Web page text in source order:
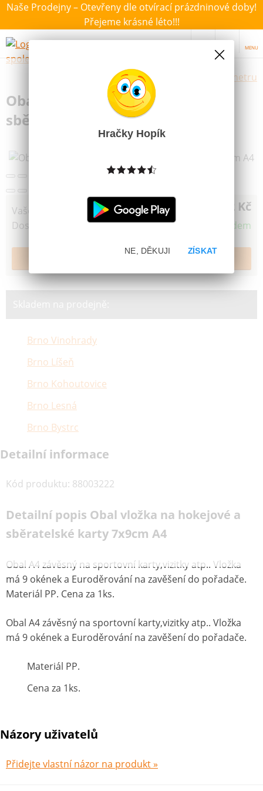
Naše Prodejny – Otevřeny dle otvírací prázdninové doby!
Přejeme krásné léto!!!
MENU
Výběr hraček dle zvoleného parametru
Obal vložka na hokejové a
sběratelské karty 7x9cm A4
Vaše cena 12 Kč
Dostupnost Skladem
Skladem na prodejně:
Brno Vinohrady
Brno Líšeň
Brno Kohoutovice
Brno Lesná
Brno Bystrc
Detailní informace
Kód produktu: 88003222
Detailní popis Obal vložka na hokejové a
sběratelské karty 7x9cm A4
Obal A4 závěsný na sportovní karty,vizitky atp.. Vložka
má 9 okének a Euroděrování na zavěšení do pořadače.
Materiál PP. Cena za 1ks.
Obal A4 závěsný na sportovní karty,vizitky atp.. Vložka
má 9 okének a Euroděrování na zavěšení do pořadače.
Materiál PP.
Cena za 1ks.
Názory uživatelů
Přidejte vlastní názor na produkt »
Hračky Hopík
ZÍSKAT
NE, DĚKUJI